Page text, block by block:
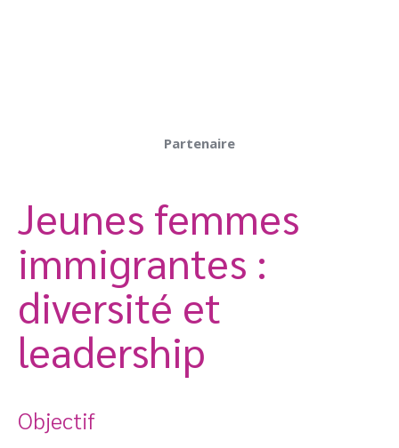
Partenaire
Jeunes femmes
immigrantes :
diversité et
leadership
Objectif